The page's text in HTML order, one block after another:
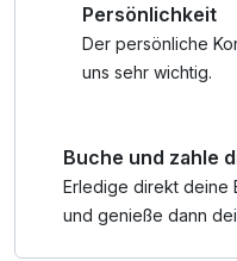
ihren beeindruckenden
und einzigartiger Natur –
und Aktivurlauber.
oder die Region
persönliche Betreuung,
eine familiäre
Persönlichkeit
Der persönliche
uns sehr wichtig.
Buche und zahle
Erledige direkt deine
und genieße dann